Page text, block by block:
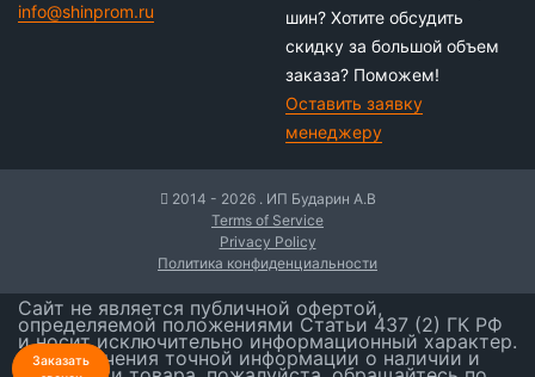
Заказать
info@shinprom.ru
шин? Хотите обсудить
скидку за большой объем
заказа? Поможем!
Оставить заявку
менеджеру
2014 - 2026 . ИП Бударин А.В
Terms of Service
Privacy Policy
Политика конфиденциальности
Сайт не является публичной офертой,
определяемой положениями Статьи 437 (2) ГК РФ
и носит исключительно информационный характер.
Для получения точной информации о наличии и